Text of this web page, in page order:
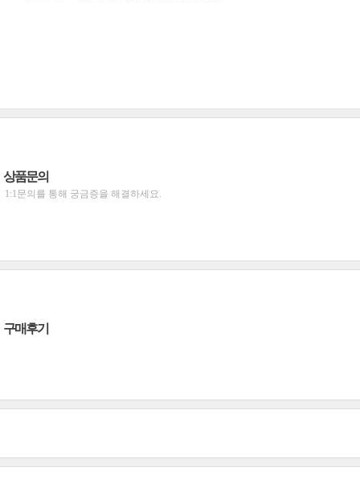
상품문의
1:1문의를 통해 궁금증을 해결하세요.
구매후기